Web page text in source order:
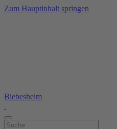
Zum Hauptinhalt springen
Biebesheim